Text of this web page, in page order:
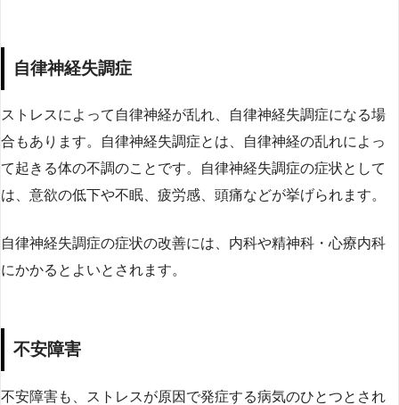
自律神経失調症
ストレスによって自律神経が乱れ、自律神経失調症になる場
合もあります。自律神経失調症とは、自律神経の乱れによっ
て起きる体の不調のことです。自律神経失調症の症状として
は、意欲の低下や不眠、疲労感、頭痛などが挙げられます。
自律神経失調症の症状の改善には、内科や精神科・心療内科
にかかるとよいとされます。
不安障害
不安障害も、ストレスが原因で発症する病気のひとつとされ